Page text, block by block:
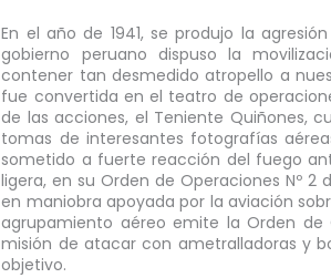
En el año de 1941, se produjo la
gobierno peruano dispuso la
contener tan desmedido atropello a
fue convertida en el teatro de
de las acciones, el Teniente Quiñones,
tomas de interesantes fotografías
sometido a fuerte reacción del fuego
ligera, en su Orden de Operaciones Nº
en maniobra apoyada por la aviación
agrupamiento aéreo emite la Orden de
misión de atacar con ametralladoras y
objetivo.